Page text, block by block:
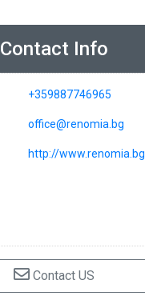
Contact Info
+359887746965
office@renomia.bg
http://www.renomia.bg
Contact US